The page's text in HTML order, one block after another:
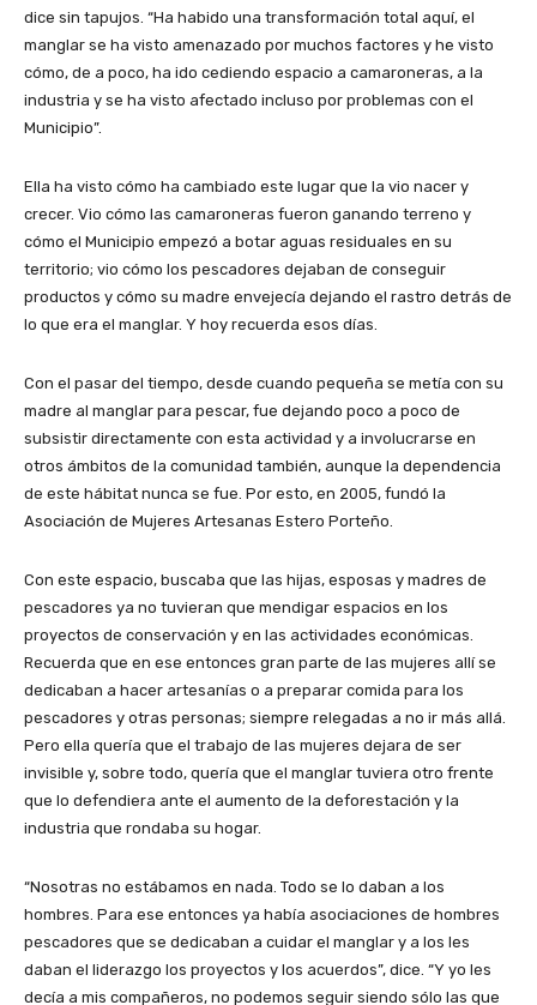
dice sin tapujos. “Ha habido una transformación total aquí, el
manglar se ha visto amenazado por muchos factores y he visto
cómo, de a poco, ha ido cediendo espacio a camaroneras, a la
industria y se ha visto afectado incluso por problemas con el
Municipio”.
Ella ha visto cómo ha cambiado este lugar que la vio nacer y
crecer. Vio cómo las camaroneras fueron ganando terreno y
cómo el Municipio empezó a botar aguas residuales en su
territorio; vio cómo los pescadores dejaban de conseguir
productos y cómo su madre envejecía dejando el rastro detrás de
lo que era el manglar. Y hoy recuerda esos días.
Con el pasar del tiempo, desde cuando pequeña se metía con su
madre al manglar para pescar, fue dejando poco a poco de
subsistir directamente con esta actividad y a involucrarse en
otros ámbitos de la comunidad también, aunque la dependencia
de este hábitat nunca se fue. Por esto, en 2005, fundó la
Asociación de Mujeres Artesanas Estero Porteño.
Con este espacio, buscaba que las hijas, esposas y madres de
pescadores ya no tuvieran que mendigar espacios en los
proyectos de conservación y en las actividades económicas.
Recuerda que en ese entonces gran parte de las mujeres allí se
dedicaban a hacer artesanías o a preparar comida para los
pescadores y otras personas; siempre relegadas a no ir más allá.
Pero ella quería que el trabajo de las mujeres dejara de ser
invisible y, sobre todo, quería que el manglar tuviera otro frente
que lo defendiera ante el aumento de la deforestación y la
industria que rondaba su hogar.
“Nosotras no estábamos en nada. Todo se lo daban a los
hombres. Para ese entonces ya había asociaciones de hombres
pescadores que se dedicaban a cuidar el manglar y a los les
daban el liderazgo los proyectos y los acuerdos”, dice. “Y yo les
decía a mis compañeros, no podemos seguir siendo sólo las que